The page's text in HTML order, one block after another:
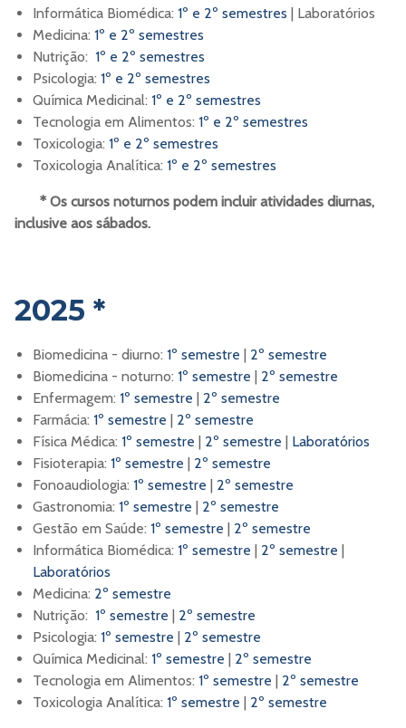
Informática Biomédica: 1º e 2º semestres | Laboratórios
Medicina: 1º e 2º semestres
Nutrição: 1º e 2º semestres
Psicologia: 1º e 2º semestres
Química Medicinal: 1º e 2º semestres
Tecnologia em Alimentos: 1º e 2º semestres
Toxicologia: 1º e 2º semestres
Toxicologia Analítica: 1º e 2º semestres
* Os cursos noturnos podem incluir atividades diurnas,
inclusive aos sábados.
2025 *
Biomedicina - diurno: 1º semestre | 2º semestre
Biomedicina - noturno: 1º semestre | 2º semestre
Enfermagem: 1º semestre | 2º semestre
Farmácia: 1º semestre | 2º semestre
Física Médica: 1º semestre | 2º semestre | Laboratórios
Fisioterapia: 1º semestre | 2º semestre
Fonoaudiologia: 1º semestre | 2º semestre
Gastronomia: 1º semestre | 2º semestre
Gestão em Saúde: 1º semestre | 2º semestre
Informática Biomédica: 1º semestre | 2º semestre |
Laboratórios
Medicina: 2º semestre
Nutrição: 1º semestre | 2º semestre
Psicologia: 1º semestre | 2º semestre
Química Medicinal: 1º semestre | 2º semestre
Tecnologia em Alimentos: 1º semestre | 2º semestre
Toxicologia Analítica: 1º semestre | 2º semestre